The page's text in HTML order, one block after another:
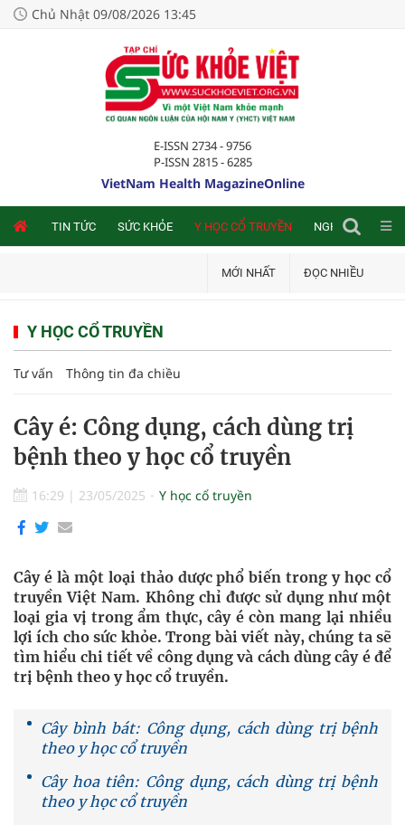
Chủ Nhật 09/08/2026 13:45
E-ISSN 2734 - 9756
P-ISSN 2815 - 6285
VietNam Health MagazineOnline
TIN TỨC SỨC KHỎE Y HỌC CỔ TRUYỀN NGHIÊN CỨU
MỚI NHẤT ĐỌC NHIỀU
Y HỌC CỔ TRUYỀN
Tư vấn Thông tin đa chiều
Cây é: Công dụng, cách dùng trị
bệnh theo y học cổ truyền
16:29 | 23/05/2025 Y học cổ truyền
Cây é là một loại thảo dược phổ biến trong y học cổ
truyền Việt Nam. Không chỉ được sử dụng như một
loại gia vị trong ẩm thực, cây é còn mang lại nhiều
lợi ích cho sức khỏe. Trong bài viết này, chúng ta sẽ
tìm hiểu chi tiết về công dụng và cách dùng cây é để
trị bệnh theo y học cổ truyền.
Cây bình bát: Công dụng, cách dùng trị bệnh
theo y học cổ truyền
Cây hoa tiên: Công dụng, cách dùng trị bệnh
theo y học cổ truyền